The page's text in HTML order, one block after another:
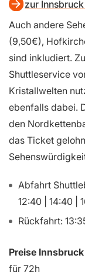
zur
Auch andere
(9,50€),
sind inkludiert.
Shuttleservice
Kristallwelten
ebenfalls dabei.
den
das Ticket
Abfahrt
12:40 | 14:40 |
Rückfahrt:
Preise
für 72h